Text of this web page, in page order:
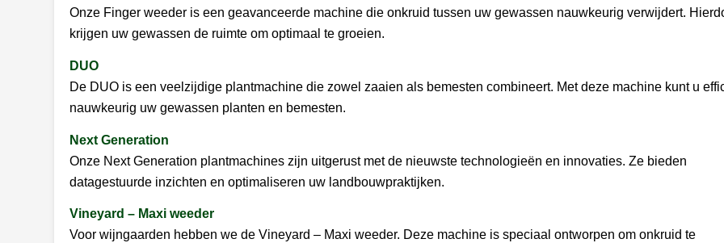
Onze Finger weeder is een geavanceerde machine die onkruid tussen uw gewassen nauwkeurig verwijdert.
krijgen uw gewassen de ruimte om optimaal te groeien.
DUO
De DUO is een veelzijdige plantmachine die zowel zaaien als bemesten combineert. Met deze machine kunt u
nauwkeurig uw gewassen planten en bemesten.
Next Generation
Onze Next Generation plantmachines zijn uitgerust met de nieuwste technologieën en innovaties. Ze bieden
datagestuurde inzichten en optimaliseren uw landbouwpraktijken.
Vineyard – Maxi weeder
Voor wijngaarden hebben we de Vineyard – Maxi weeder. Deze machine is speciaal ontworpen om onkruid te